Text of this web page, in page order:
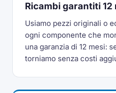
Ricambi garantiti 12
Usiamo pezzi originali o
ogni componente che
una garanzia di 12 mesi:
torniamo senza costi